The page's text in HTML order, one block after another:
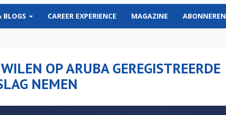
BLOGS CAREER EXPERIENCE MAGAZINE ABONNEREN
OP ARUBA GEREGISTREERDE
NEMEN